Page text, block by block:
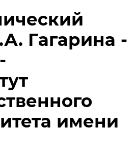
Гагарина -
имени